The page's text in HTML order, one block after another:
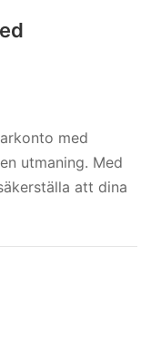
med
utmaning. Med
att dina